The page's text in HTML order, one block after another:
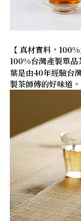
【 真材實料，100%
100%台灣產製單
葉是由40年經驗台
製茶師傅的好味道。